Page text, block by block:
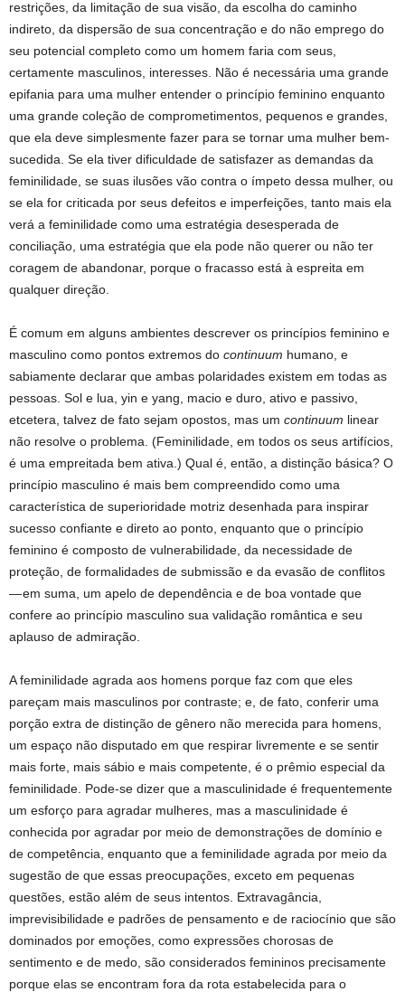
restrições, da limitação de sua visão, da escolha do caminho
indireto, da dispersão de sua concentração e do não emprego do
seu potencial completo como um homem faria com seus,
certamente masculinos, interesses. Não é necessária uma grande
epifania para uma mulher entender o princípio feminino enquanto
uma grande coleção de comprometimentos, pequenos e grandes,
que ela deve simplesmente fazer para se tornar uma mulher bem-
sucedida. Se ela tiver dificuldade de satisfazer as demandas da
feminilidade, se suas ilusões vão contra o ímpeto dessa mulher, ou
se ela for criticada por seus defeitos e imperfeições, tanto mais ela
verá a feminilidade como uma estratégia desesperada de
conciliação, uma estratégia que ela pode não querer ou não ter
coragem de abandonar, porque o fracasso está à espreita em
qualquer direção.
É comum em alguns ambientes descrever os princípios feminino e
masculino como pontos extremos do continuum humano, e
sabiamente declarar que ambas polaridades existem em todas as
pessoas. Sol e lua, yin e yang, macio e duro, ativo e passivo,
etcetera, talvez de fato sejam opostos, mas um continuum linear
não resolve o problema. (Feminilidade, em todos os seus artifícios,
é uma empreitada bem ativa.) Qual é, então, a distinção básica? O
princípio masculino é mais bem compreendido como uma
característica de superioridade motriz desenhada para inspirar
sucesso confiante e direto ao ponto, enquanto que o princípio
feminino é composto de vulnerabilidade, da necessidade de
proteção, de formalidades de submissão e da evasão de conflitos
— em suma, um apelo de dependência e de boa vontade que
confere ao princípio masculino sua validação romântica e seu
aplauso de admiração.
A feminilidade agrada aos homens porque faz com que eles
pareçam mais masculinos por contraste; e, de fato, conferir uma
porção extra de distinção de gênero não merecida para homens,
um espaço não disputado em que respirar livremente e se sentir
mais forte, mais sábio e mais competente, é o prêmio especial da
feminilidade. Pode-se dizer que a masculinidade é frequentemente
um esforço para agradar mulheres, mas a masculinidade é
conhecida por agradar por meio de demonstrações de domínio e
de competência, enquanto que a feminilidade agrada por meio da
sugestão de que essas preocupações, exceto em pequenas
questões, estão além de seus intentos. Extravagância,
imprevisibilidade e padrões de pensamento e de raciocínio que são
dominados por emoções, como expressões chorosas de
sentimento e de medo, são considerados femininos precisamente
porque elas se encontram fora da rota estabelecida para o